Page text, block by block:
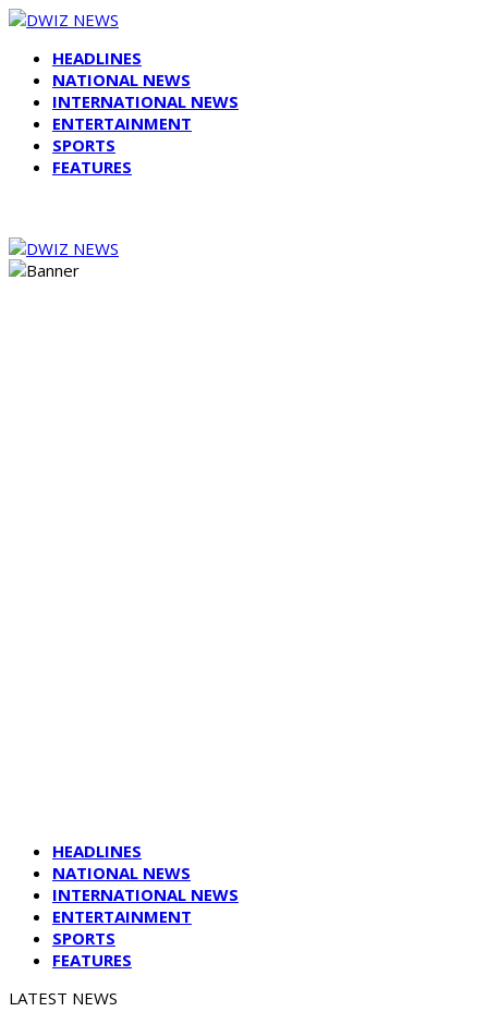
HEADLINES
NATIONAL NEWS
INTERNATIONAL NEWS
ENTERTAINMENT
SPORTS
FEATURES
HEADLINES
NATIONAL NEWS
INTERNATIONAL NEWS
ENTERTAINMENT
SPORTS
FEATURES
LATEST NEWS